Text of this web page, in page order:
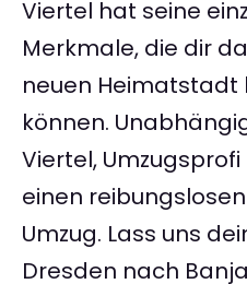
Viertel hat seine
Merkmale, die dir
neuen Heimatstadt
können.
Viertel,
einen
Umzug. Lass uns
Dresden nach